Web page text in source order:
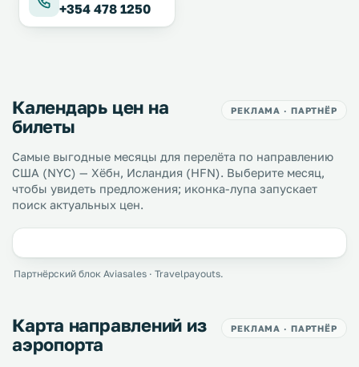
+354 478 1250
Календарь цен на
билеты
РЕКЛАМА · ПАРТНЁР
Самые выгодные месяцы для перелёта по направлению
США (NYC) — Хёбн, Исландия (HFN). Выберите месяц,
чтобы увидеть предложения; иконка-лупа запускает
поиск актуальных цен.
Партнёрский блок Aviasales · Travelpayouts.
Карта направлений из
аэропорта
РЕКЛАМА · ПАРТНЁР